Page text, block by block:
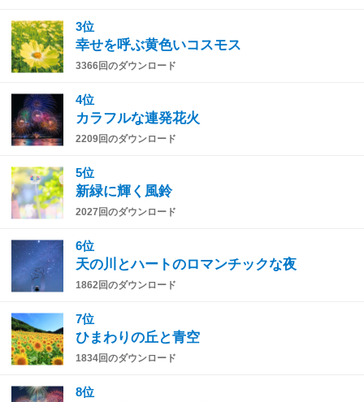
3位
幸せを呼ぶ黄色いコスモス
3366回のダウンロード
4位
カラフルな連発花火
2209回のダウンロード
5位
新緑に輝く風鈴
2027回のダウンロード
6位
天の川とハートのロマンチックな夜
1862回のダウンロード
7位
ひまわりの丘と青空
1834回のダウンロード
8位